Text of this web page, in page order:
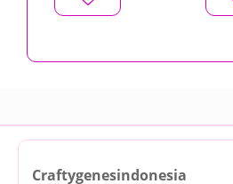
Craftygenesindonesia